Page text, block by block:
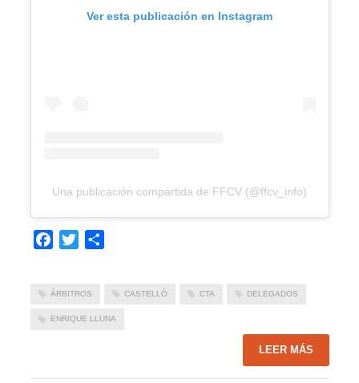
Ver esta publicación en Instagram
Una publicación compartida de FFCV (@ffcv_info)
Facebook
Twitter
ÁRBITROS CASTELLÓ CTA DELEGADOS
ENRIQUE LLUNA
LEER MÁS